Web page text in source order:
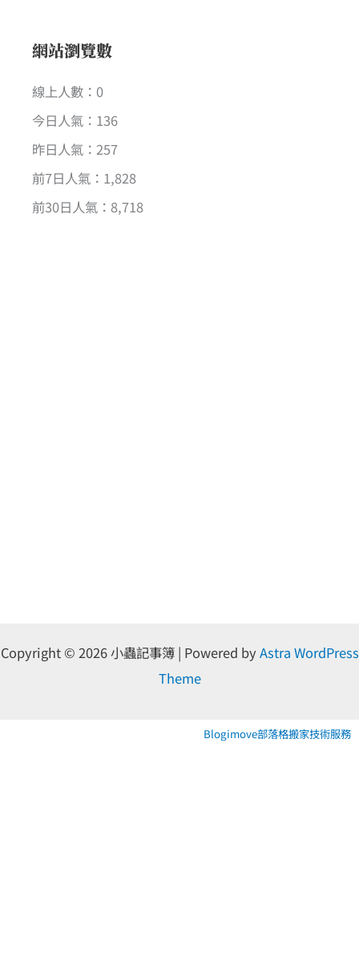
網站瀏覽數
線上人數：0
今日人氣：136
昨日人氣：257
前7日人氣：1,828
前30日人氣：8,718
Copyright © 2026 小蟲記事簿 | Powered byAstra WordPress
Theme
Blogimove部落格搬家技術服務